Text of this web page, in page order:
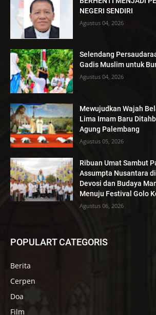
NEGERI SENDIRI
Agustus 04, 2026
Selendang
Gadis Muslim untuk
Agustus 04, 2026
Mewujudkan Wajah
Lima Imam Baru
Agung Palembang
Agustus 05, 2026
Ribuan Umat Sambut
Assumpta Nusantara
Devosi dan Budaya
Menuju Festival Golo
Agustus 06, 2026
POPULART CATEGORIS
Berita
Cerpen
Doa
Film